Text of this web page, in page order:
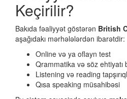
Keçirilir?
Bakıda fəaliyyət göstərən British
aşağıdakı mərhələlərdən ibarətdir:
Online və ya oflayn test
Qrammatika və söz ehtiyatı
Listening və reading
Qısa speaking müsahibəsi